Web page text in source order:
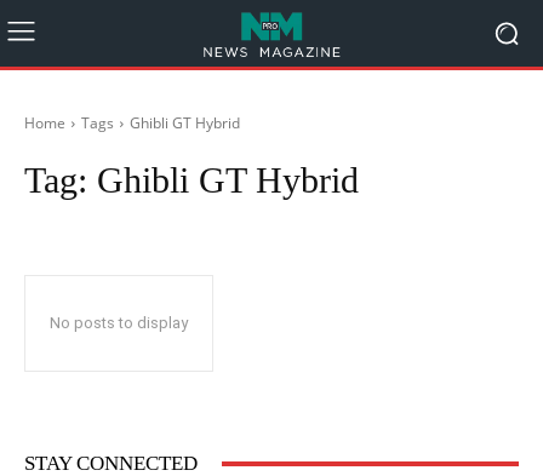
Home Tags Ghibli GT Hybrid
Tag: Ghibli GT Hybrid
No posts to display
STAY CONNECTED